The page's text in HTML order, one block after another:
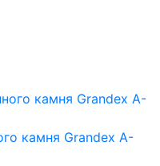
камня Grandex A-